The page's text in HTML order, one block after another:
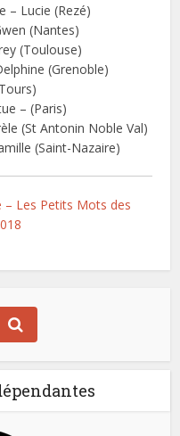
– Lucie (Rezé)
(Nantes)
(Toulouse)
(Grenoble)
– (Paris)
(St Antonin Noble Val)
(Saint-Nazaire)
– Les Petits Mots des